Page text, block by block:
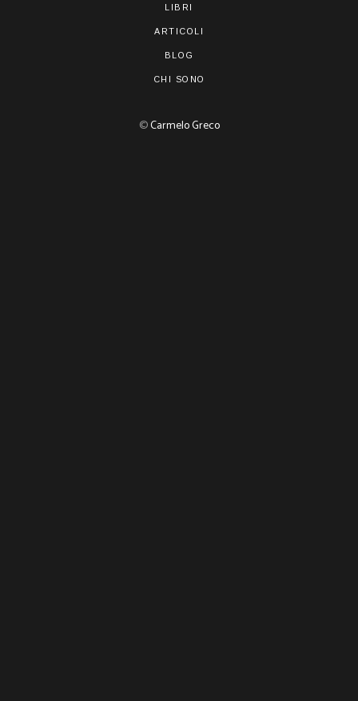
LIBRI
ARTICOLI
BLOG
CHI SONO
©Carmelo Greco